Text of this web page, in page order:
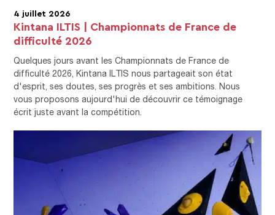
4 juillet 2026
Kintana ILTIS | Championnats de France de
difficulté 2026
Quelques jours avant les Championnats de France de
difficulté 2026, Kintana ILTIS nous partageait son état
d'esprit, ses doutes, ses progrès et ses ambitions. Nous
vous proposons aujourd'hui de découvrir ce témoignage
écrit juste avant la compétition.